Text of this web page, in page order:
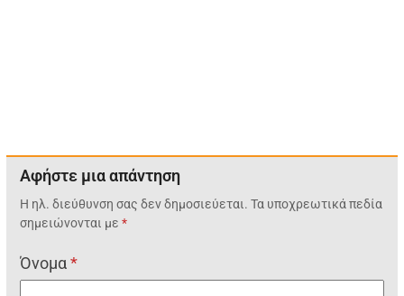
Αφήστε μια απάντηση
Η ηλ. διεύθυνση σας δεν δημοσιεύεται. Τα υποχρεωτικά πεδία
σημειώνονται με*
Όνομα*